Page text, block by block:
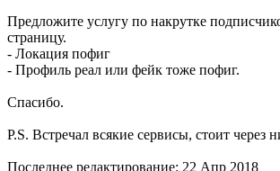
Предложите услугу по накрутке
страницу.
- Локация пофиг
- Профиль реал или фейк тоже пофиг.
Спасибо.
P.S. Встречал всякие сервисы, стоит через
Последнее редактирование: 22 Апр 2018